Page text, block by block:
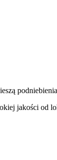
jakości od